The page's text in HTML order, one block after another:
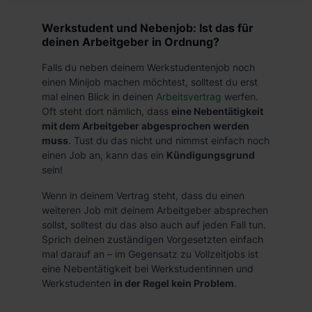
die USA (Art. 49 Abs. 1 S. 1 lit. a) DS-GVO). Die USA
verfügen über kein angemessenes Datenschutzniveau
Einwilligung jederzeit mit Wirkung für die Zukunft ganz
oder teilweise über unsere Datenschutzerklärung unter
dem Punkt „Datenschutz-Einstellungen“ widerrufen.
Weitere Informationen zu den einzelnen Cookies findest
du durch Klick auf „Details zeigen“. Weitere
Informationen: Datenschutzerklärung,Impressum
Werkstudent und Nebenjob: Ist das für
deinen Arbeitgeber in Ordnung?
Falls du neben deinem Werkstudentenjob noch
einen Minijob machen möchtest, solltest du erst
mal einen Blick in deinen Arbeitsvertrag werfen.
Oft steht dort nämlich, dass eine Nebentätigkeit
mit dem Arbeitgeber abgesprochen werden
muss. Tust du das nicht und nimmst einfach noch
einen Job an, kann das ein Kündigungsgrund
sein!
Wenn in deinem Vertrag steht, dass du einen
weiteren Job mit deinem Arbeitgeber absprechen
sollst, solltest du das also auch auf jeden Fall tun.
Sprich deinen zuständigen Vorgesetzten einfach
mal darauf an – im Gegensatz zu Vollzeitjobs ist
eine Nebentätigkeit bei Werkstudentinnen und
Werkstudenten in der Regel kein Problem.